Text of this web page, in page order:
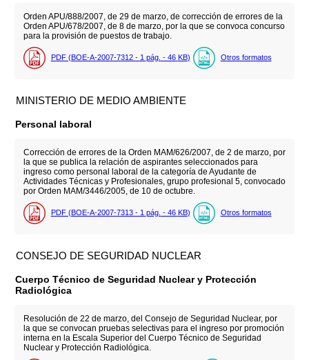
Orden APU/888/2007, de 29 de marzo, de corrección de errores de la
Orden APU/678/2007, de 8 de marzo, por la que se convoca concurso
para la provisión de puestos de trabajo.
PDF (BOE-A-2007-7312 - 1 pág. - 46 KB) Otros formatos
MINISTERIO DE MEDIO AMBIENTE
Personal laboral
Corrección de errores de la Orden MAM/626/2007, de 2 de marzo, por
la que se publica la relación de aspirantes seleccionados para
ingreso como personal laboral de la categoría de Ayudante de
Actividades Técnicas y Profesionales, grupo profesional 5, convocado
por Orden MAM/3446/2005, de 10 de octubre.
PDF (BOE-A-2007-7313 - 1 pág. - 46 KB) Otros formatos
CONSEJO DE SEGURIDAD NUCLEAR
Cuerpo Técnico de Seguridad Nuclear y Protección
Radiológica
Resolución de 22 de marzo, del Consejo de Seguridad Nuclear, por
la que se convocan pruebas selectivas para el ingreso por promoción
interna en la Escala Superior del Cuerpo Técnico de Seguridad
Nuclear y Protección Radiológica.